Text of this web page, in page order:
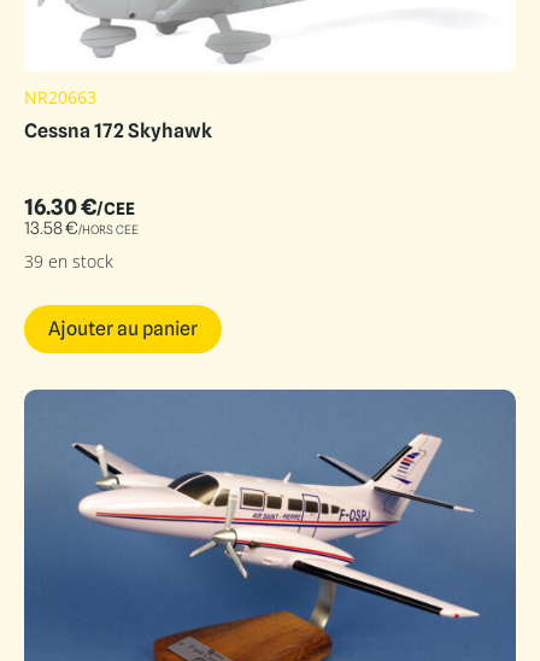
NR20663
Cessna 172 Skyhawk
16.30€/CEE
13.58€/HORS CEE
39 en stock
Ajouter au panier